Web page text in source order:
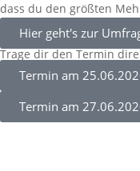
dass du den größten
Hier geht's zur
Trage dir den Termin
Termin am
Termin am